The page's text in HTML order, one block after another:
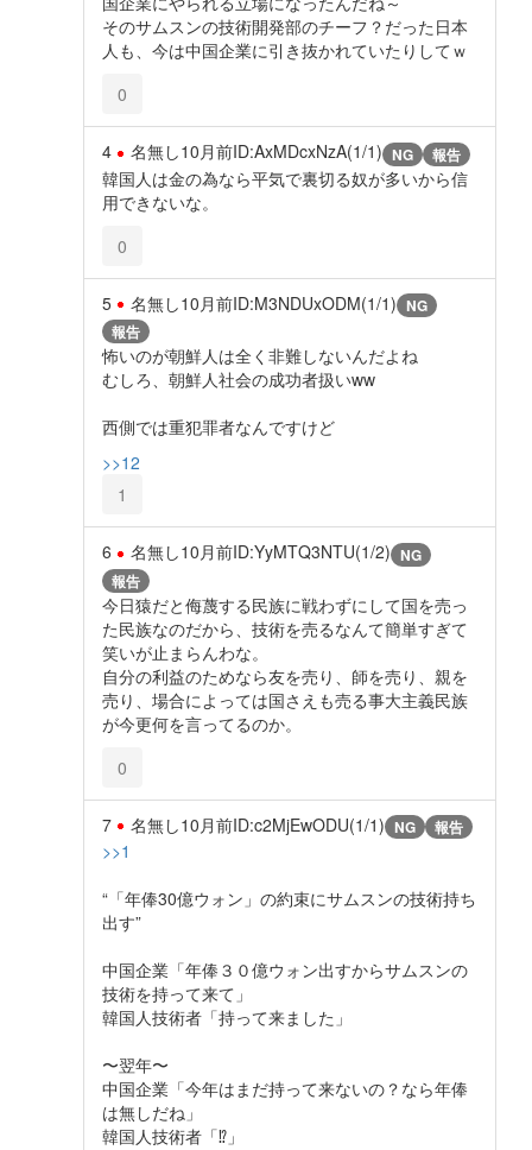
そのサムスンの技術開発部のチーフ？だった日本
人も、今は中国企業に引き抜かれていたりしてｗ
0
4 名無し10月前ID:AxMDcxNzA(1/1) NG 報告
韓国人は金の為なら平気で裏切る奴が多いから信
用できないな。
0
5 名無し10月前ID:M3NDUxODM(1/1) NG
報告
怖いのが朝鮮人は全く非難しないんだよね
むしろ、朝鮮人社会の成功者扱いww
西側では重犯罪者なんですけど
>>12
1
6 名無し10月前ID:YyMTQ3NTU(1/2) NG
報告
今日猿だと侮蔑する民族に戦わずにして国を売っ
た民族なのだから、技術を売るなんて簡単すぎて
笑いが止まらんわな。
自分の利益のためなら友を売り、師を売り、親を
売り、場合によっては国さえも売る事大主義民族
が今更何を言ってるのか。
0
7 名無し10月前ID:c2MjEwODU(1/1) NG 報告
>>1
“「年俸30億ウォン」の約束にサムスンの技術持ち
出す”
中国企業「年俸３０億ウォン出すからサムスンの
技術を持って来て」
韓国人技術者「持って来ました」
〜翌年〜
中国企業「今年はまだ持って来ないの？なら年俸
は無しだね」
韓国人技術者「⁉」